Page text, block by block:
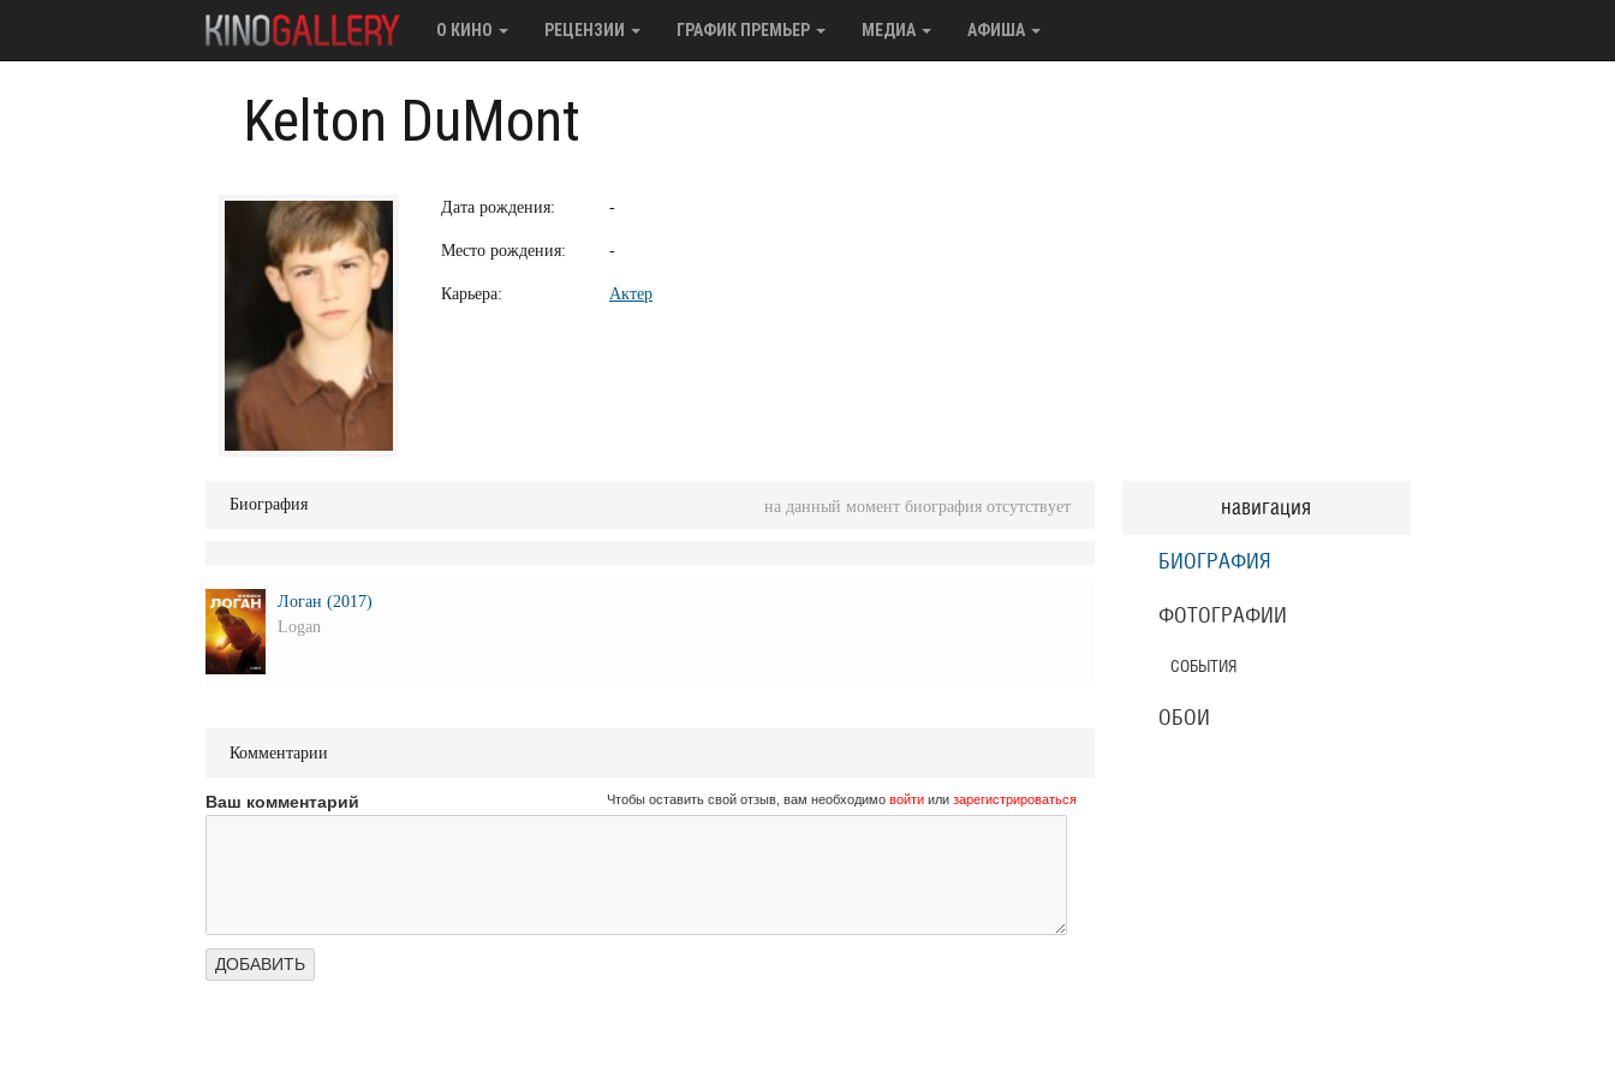
О КИНО РЕЦЕНЗИИ ГРАФИК ПРЕМЬЕР МЕДИА АФИША
Kelton DuMont
Дата рождения: -
Место рождения: -
Карьера: Актер
навигация
БИОГРАФИЯ
ФОТОГРАФИИ
СОБЫТИЯ
ОБОИ
Биография на данный момент биография отсутствует
Логан (2017)
Logan
Комментарии
Ваш комментарий Чтобы оставить свой отзыв, вам необходимо войтиили зарегистрироваться